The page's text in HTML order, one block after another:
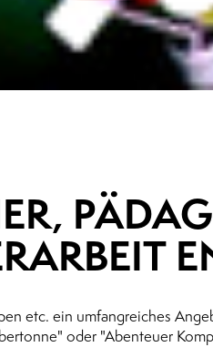
etc. ein umfangreiches
oder "Abenteuer